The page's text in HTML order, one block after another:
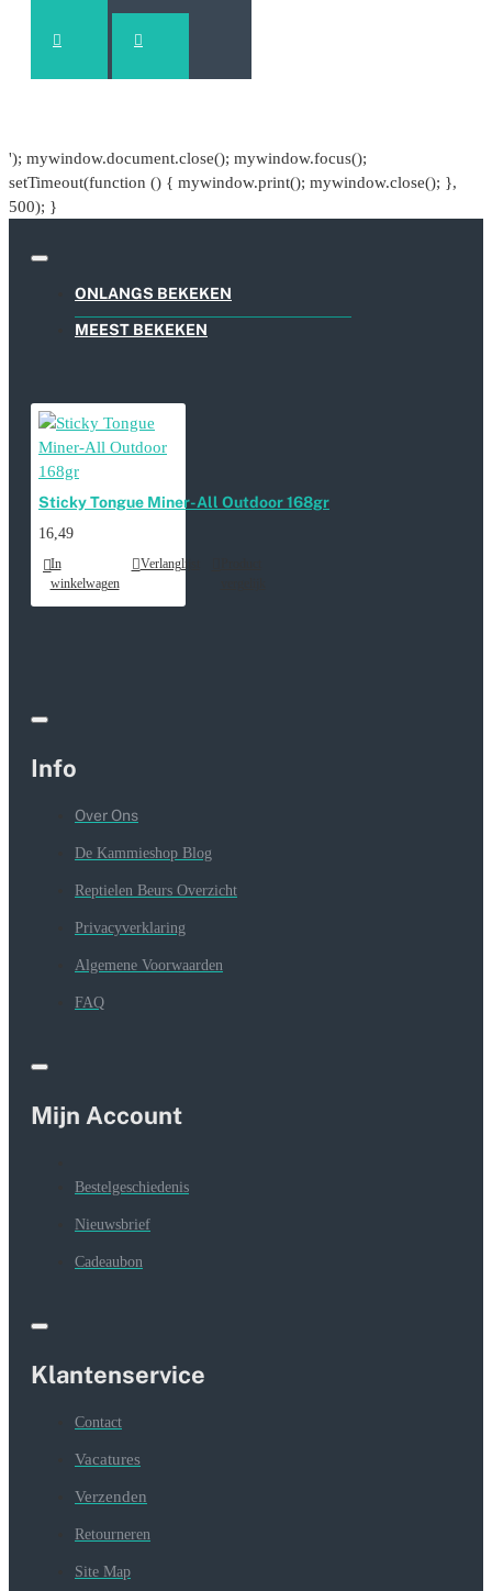
'); mywindow.document.close(); mywindow.focus();
setTimeout(function () { mywindow.print(); mywindow.close(); },
500); }
ONLANGS BEKEKEN
MEEST BEKEKEN
Sticky Tongue Miner-All Outdoor 168gr
16,49
In
winkelwagen
Verlanglijst
Info
Over Ons
De Kammieshop Blog
Reptielen Beurs Overzicht
Privacyverklaring
Algemene Voorwaarden
FAQ
Mijn Account
Bestelgeschiedenis
Nieuwsbrief
Cadeaubon
Klantenservice
Contact
Vacatures
Verzenden
Retourneren
Site Map